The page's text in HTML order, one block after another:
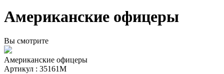
Американские офицеры
Вы смотрите
Американские офицеры
Артикул : 35161М